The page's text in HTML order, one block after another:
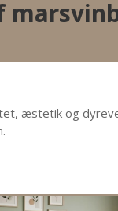
æstetik og